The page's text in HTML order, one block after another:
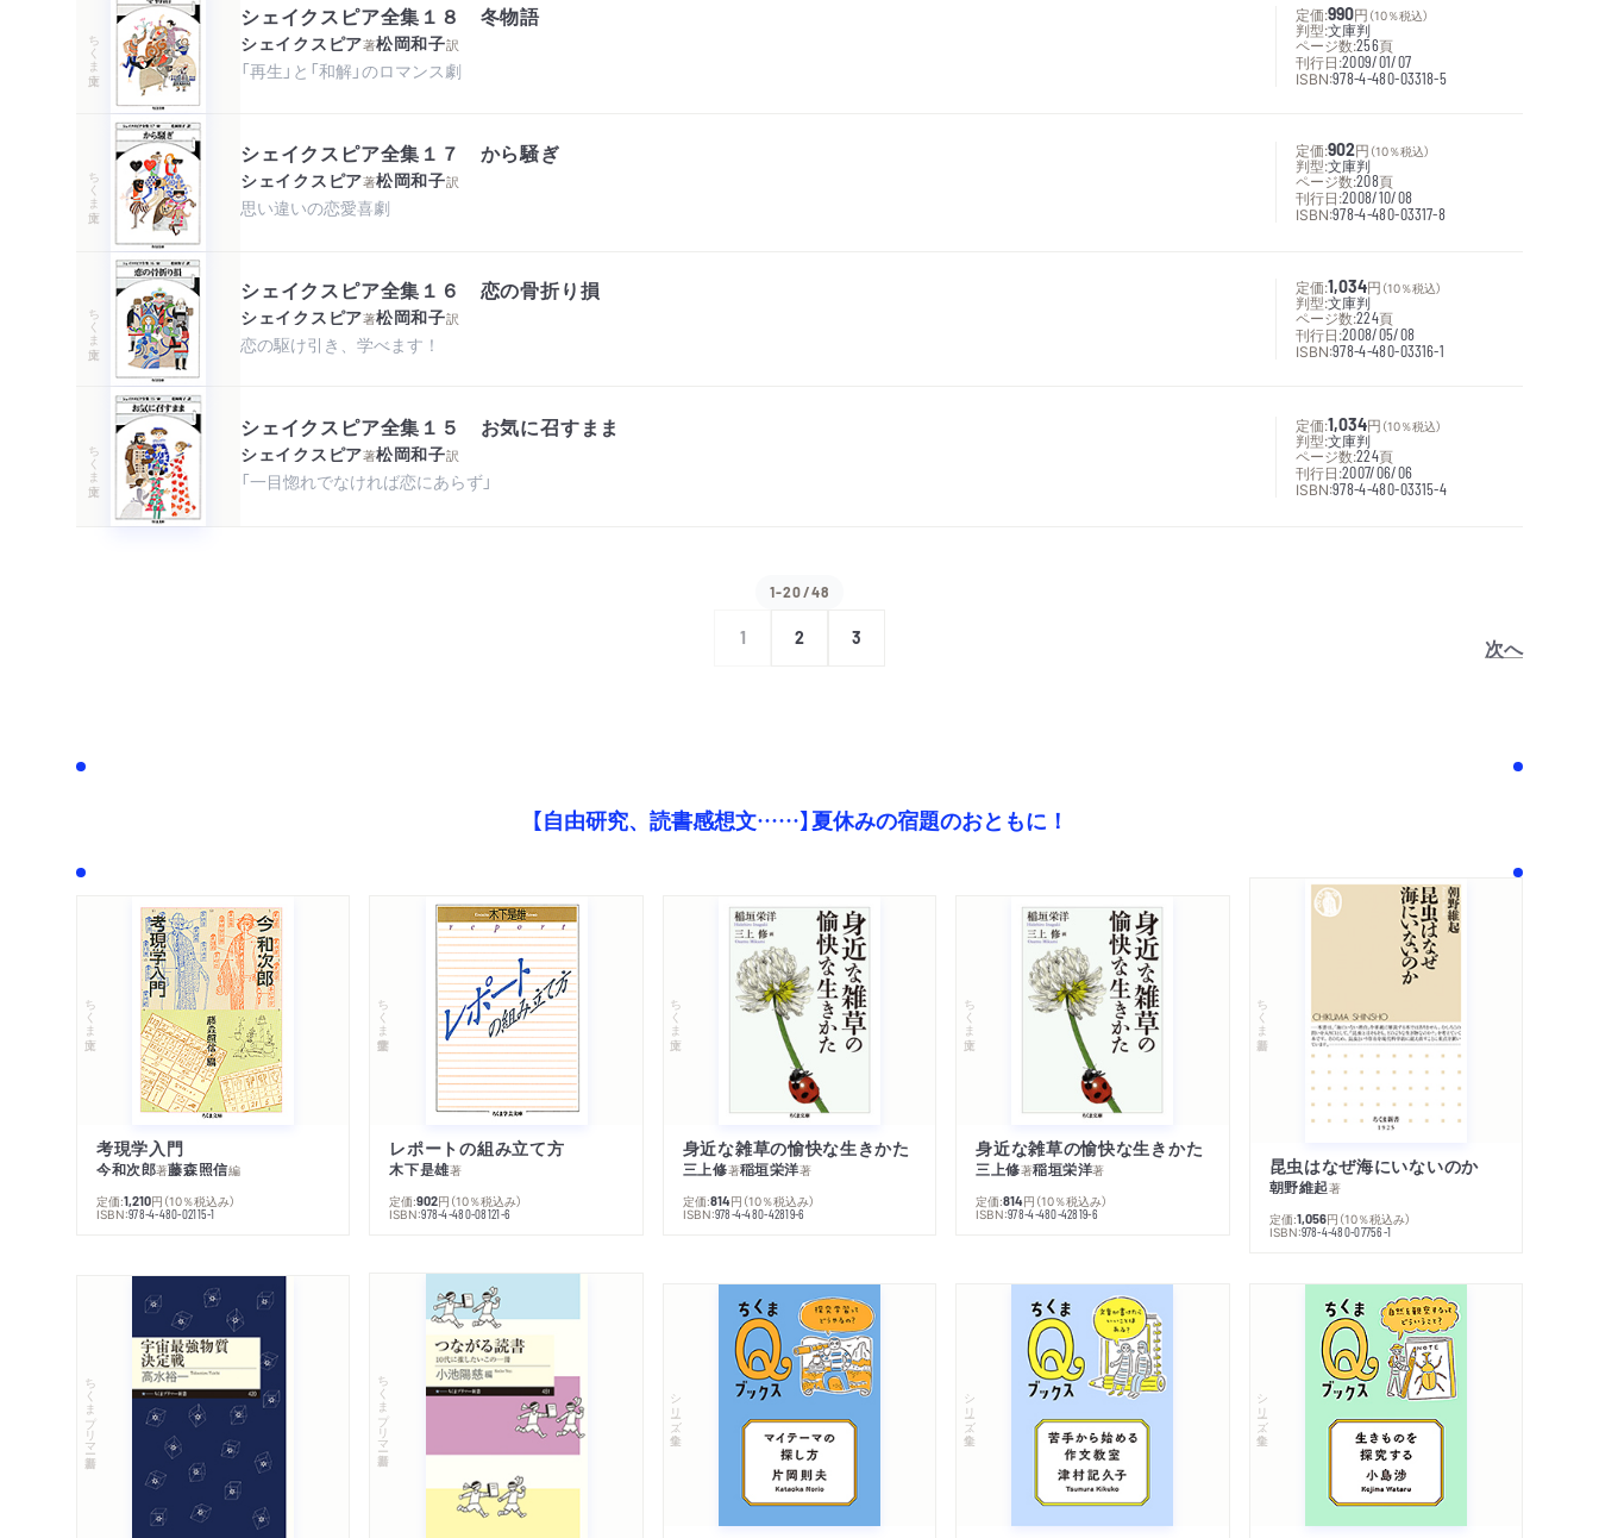
ちくま文庫
シェイクスピア全集１８ 冬物語
シェイクスピア著松岡和子訳
「再生」と「和解」のロマンス劇
定価:990円 （10％税込）
判型:文庫判
ページ数:256頁
刊行日:2009/01/07
ISBN:978-4-480-03318-5
ちくま文庫
シェイクスピア全集１７ から騒ぎ
シェイクスピア著松岡和子訳
思い違いの恋愛喜劇
定価:902円 （10％税込）
判型:文庫判
ページ数:208頁
刊行日:2008/10/08
ISBN:978-4-480-03317-8
ちくま文庫
シェイクスピア全集１６ 恋の骨折り損
シェイクスピア著松岡和子訳
恋の駆け引き、学べます！
定価:1,034円 （10％税込）
判型:文庫判
ページ数:224頁
刊行日:2008/05/08
ISBN:978-4-480-03316-1
ちくま文庫
シェイクスピア全集１５ お気に召すまま
シェイクスピア著松岡和子訳
「一目惚れでなければ恋にあらず」
定価:1,034円 （10％税込）
判型:文庫判
ページ数:224頁
刊行日:2007/06/06
ISBN:978-4-480-03315-4
1-20/48
1 2 3 次へ
【自由研究、読書感想文……】夏休みの宿題のおともに！
ちくま文庫
考現学入門
今和次郎著藤森照信編
定価:1,210円 （10％税込み）
ISBN:978-4-480-02115-1
ちくま学芸文庫
レポートの組み立て方
木下是雄著
定価:902円 （10％税込み）
ISBN:978-4-480-08121-6
ちくま文庫
身近な雑草の愉快な生きかた
三上修著稲垣栄洋著
定価:814円 （10％税込み）
ISBN:978-4-480-42819-6
ちくま文庫
身近な雑草の愉快な生きかた
三上修著稲垣栄洋著
定価:814円 （10％税込み）
ISBN:978-4-480-42819-6
ちくま新書
昆虫はなぜ海にいないのか
朝野維起著
定価:1,056円 （10％税込み）
ISBN:978-4-480-07756-1
ちくまプリマー新書 ちくまプリマー新書 シリーズ・全集 シリーズ・全集 シリーズ・全集